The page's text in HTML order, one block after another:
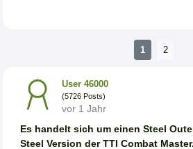
1 2
User 46000
(5726 Posts)
vor 1 Jahr
Es handelt sich um einen Steel
Steel Version der TTI Combat